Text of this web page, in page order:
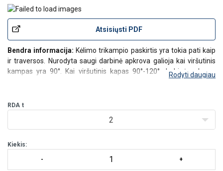
Atsisiųsti PDF
Bendra informacija: Kėlimo trikampio paskirtis yra tokia pati kaip
ir traversos. Nurodyta saugi darbinė apkrova galioja kai viršutinis
kampas yra 90°. Kai viršutinis kapas 90°-120° darbinė apkrova
K
Rodyti daugiau
RDA t
2
Kiekis: